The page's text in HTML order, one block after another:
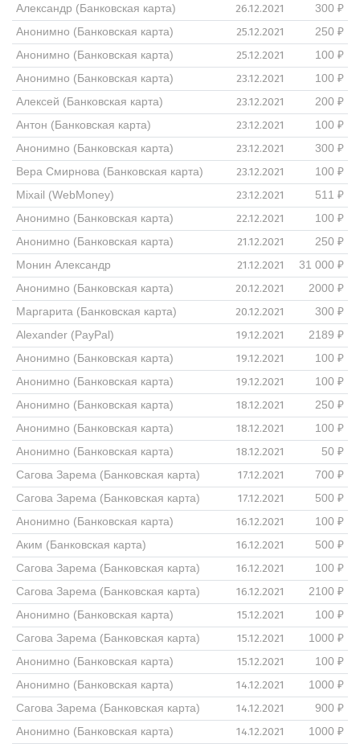
Александр (Банковская карта)
26.12.2021
300 ₽
Анонимно (Банковская карта)
25.12.2021
250 ₽
Анонимно (Банковская карта)
25.12.2021
100 ₽
Анонимно (Банковская карта)
23.12.2021
100 ₽
Алексей (Банковская карта)
23.12.2021
200 ₽
Антон (Банковская карта)
23.12.2021
100 ₽
Анонимно (Банковская карта)
23.12.2021
300 ₽
Вера Смирнова (Банковская карта)
23.12.2021
100 ₽
Mixail (WebMoney)
23.12.2021
511 ₽
Анонимно (Банковская карта)
22.12.2021
100 ₽
Анонимно (Банковская карта)
21.12.2021
250 ₽
Монин Александр
21.12.2021
31 000 ₽
Анонимно (Банковская карта)
20.12.2021
2000 ₽
Маргарита (Банковская карта)
20.12.2021
300 ₽
Alexander (PayPal)
19.12.2021
2189 ₽
Анонимно (Банковская карта)
19.12.2021
100 ₽
Анонимно (Банковская карта)
19.12.2021
100 ₽
Анонимно (Банковская карта)
18.12.2021
250 ₽
Анонимно (Банковская карта)
18.12.2021
100 ₽
Анонимно (Банковская карта)
18.12.2021
50 ₽
Сагова Зарема (Банковская карта)
17.12.2021
700 ₽
Сагова Зарема (Банковская карта)
17.12.2021
500 ₽
Анонимно (Банковская карта)
16.12.2021
100 ₽
Аким (Банковская карта)
16.12.2021
500 ₽
Сагова Зарема (Банковская карта)
16.12.2021
100 ₽
Сагова Зарема (Банковская карта)
16.12.2021
2100 ₽
Анонимно (Банковская карта)
15.12.2021
100 ₽
Сагова Зарема (Банковская карта)
15.12.2021
1000 ₽
Анонимно (Банковская карта)
15.12.2021
100 ₽
Анонимно (Банковская карта)
14.12.2021
1000 ₽
Сагова Зарема (Банковская карта)
14.12.2021
900 ₽
Анонимно (Банковская карта)
14.12.2021 1000 ₽